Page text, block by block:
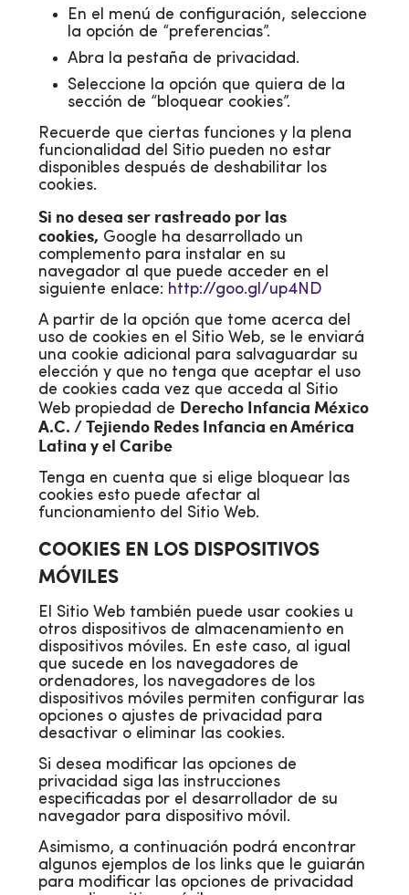
En el menú de configuración, seleccione
la opción de “preferencias”.
Abra la pestaña de privacidad.
Seleccione la opción que quiera de la
sección de “bloquear cookies”.
Recuerde que ciertas funciones y la plena
funcionalidad del Sitio pueden no estar
disponibles después de deshabilitar los
cookies.
Si no desea ser rastreado por las
cookies, Google ha desarrollado un
complemento para instalar en su
navegador al que puede acceder en el
siguiente enlace: http://goo.gl/up4ND
A partir de la opción que tome acerca del
uso de cookies en el Sitio Web, se le enviará
una cookie adicional para salvaguardar su
elección y que no tenga que aceptar el uso
de cookies cada vez que acceda al Sitio
Web propiedad de Derecho Infancia México
A.C. / Tejiendo Redes Infancia en América
Latina y el Caribe
Tenga en cuenta que si elige bloquear las
cookies esto puede afectar al
funcionamiento del Sitio Web.
COOKIES EN LOS DISPOSITIVOS
MÓVILES
El Sitio Web también puede usar cookies u
otros dispositivos de almacenamiento en
dispositivos móviles. En este caso, al igual
que sucede en los navegadores de
ordenadores, los navegadores de los
dispositivos móviles permiten configurar las
opciones o ajustes de privacidad para
desactivar o eliminar las cookies.
Si desea modificar las opciones de
privacidad siga las instrucciones
especificadas por el desarrollador de su
navegador para dispositivo móvil.
Asimismo, a continuación podrá encontrar
algunos ejemplos de los links que le guiarán
para modificar las opciones de privacidad